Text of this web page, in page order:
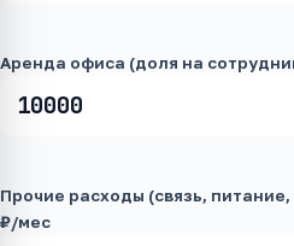
Аренда офиса (доля на
Прочие расходы (связь,
₽/мес